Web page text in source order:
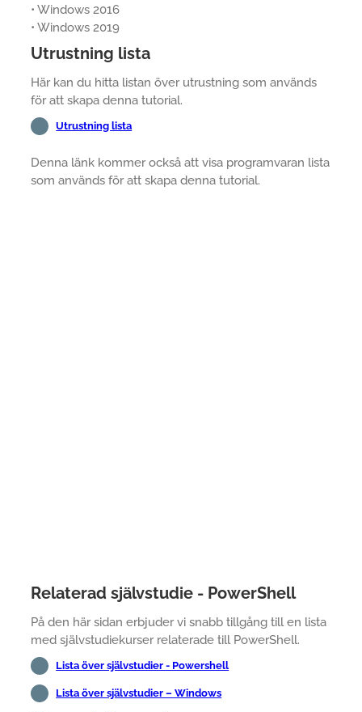
• Windows 2016
• Windows 2019
Utrustning lista
Här kan du hitta listan över utrustning som används
för att skapa denna tutorial.
Utrustning lista
Denna länk kommer också att visa programvaran lista
som används för att skapa denna tutorial.
Relaterad självstudie - PowerShell
På den här sidan erbjuder vi snabb tillgång till en lista
med självstudiekurser relaterade till PowerShell.
Lista över självstudier - Powershell
Lista över självstudier – Windows